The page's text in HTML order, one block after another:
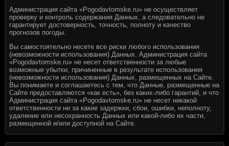
Администрация сайта «Pogodavtomske.ru» не осуществляет
проверку и контроль содержания Данных, а следовательно не
гарантирует достоверность, точность, полноту и качество
прогнозов погоды.
Вы самостоятельно несете все риски любого использования
(невозможности использования) Данных. Администрация сайта
«Pogodavtomske.ru» не несет ответственности за любые
возможные убытки, причиненные в результате использования
(невозможности использования) Данных, размещенных на Сайте.
Вы понимаете и соглашаетесь с тем, что Данные, размещенные на
Сайте предоставляются «как есть», без каких-либо гарантий, и что
Администрация сайта «Pogodavtomske.ru» не несет никакой
ответственности ни за какие задержки, сбои, ошибки, неполноту,
удаление или несохранность Данных или какой-либо их части,
размещенной и/или доступной на Сайте.